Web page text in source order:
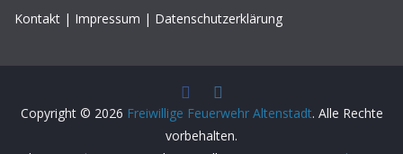
Kontakt | Impressum | Datenschutzerklärung
Copyright © 2026 Freiwillige Feuerwehr Altenstadt. Alle Rechte
vorbehalten.